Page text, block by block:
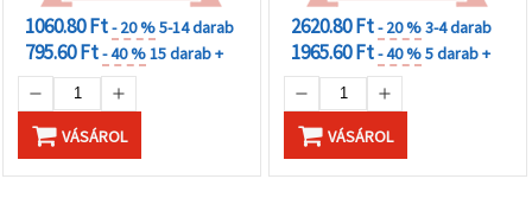
1060.80 Ft- 20 %5-14 darab
795.60 Ft- 40 %15 darab +
VÁSÁROL
2620.80 Ft- 20 %3-4 darab
1965.60 Ft- 40 %5 darab +
VÁSÁROL